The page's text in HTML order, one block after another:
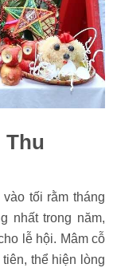
Thu
tối rằm tháng
nhất trong năm,
lễ hội. Mâm cỗ
thể hiện lòng